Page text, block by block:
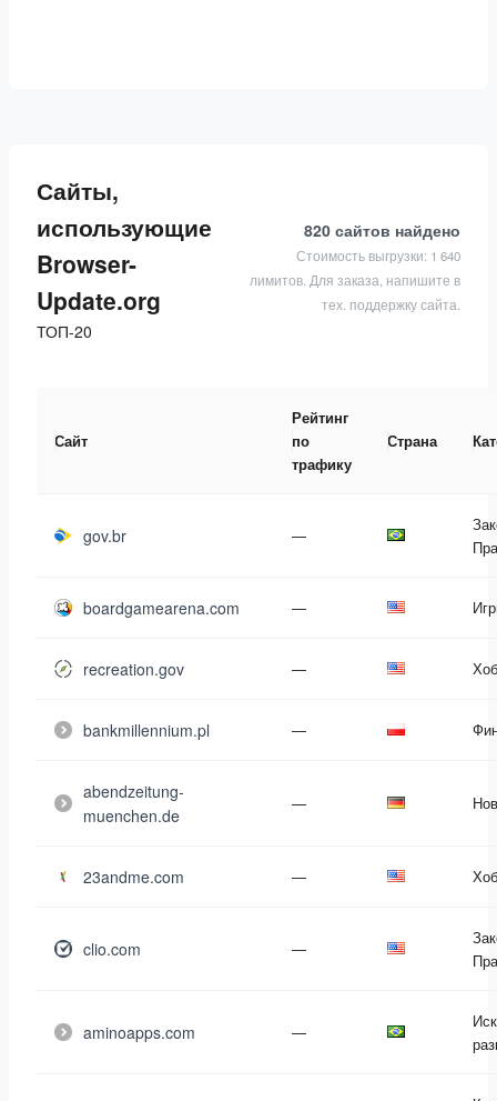
Сайты,
использующие
Browser-
Update.org
ТОП-20
820 сайтов найдено
Стоимость выгрузки: 1 640
лимитов. Для заказа, напишите в
тех. поддержку сайта.
Сайт
Рейтинг
по
трафику
Страна
gov.br —
boardgamearena.com —
recreation.gov —
bankmillennium.pl —
abendzeitung-
muenchen.de
—
23andme.com —
clio.com —
aminoapps.com —